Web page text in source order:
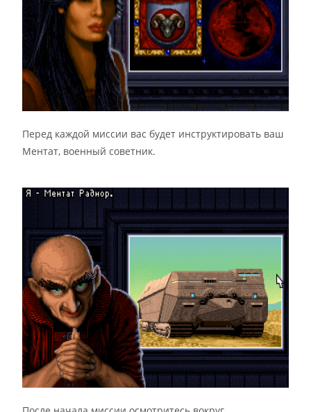
Перед каждой миссии вас будет инструктировать ваш
Ментат, военный советник.